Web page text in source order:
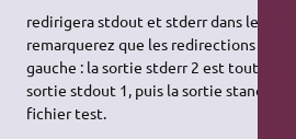
redirigera stdout et stderr dans le
remarquerez que les redirections
gauche : la sortie stderr 2 est tout
sortie stdout 1, puis la sortie standard
fichier test.